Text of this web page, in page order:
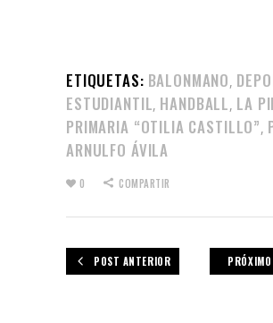
ETIQUETAS: BALONMANO,
ESTUDIANTIL, HANDBALL, LA
PRIMARIA “OTILIA CASTILLO”,
ARNULFO ÁVILA
0 COMPARTIR
POST ANTERIOR